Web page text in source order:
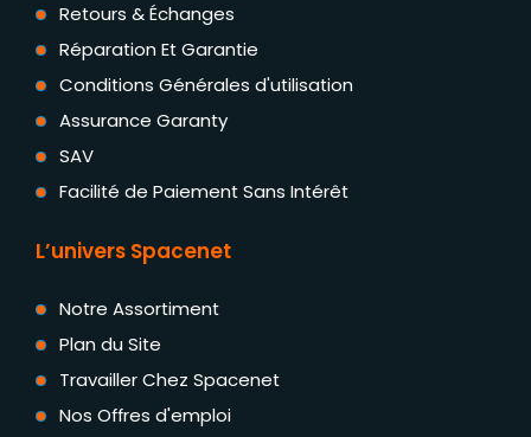
Retours & Échanges
Réparation Et Garantie
Conditions Générales d'utilisation
Assurance Garanty
SAV
Facilité de Paiement Sans Intérêt
L’univers Spacenet
Notre Assortiment
Plan du Site
Travailler Chez Spacenet
Nos Offres d'emploi